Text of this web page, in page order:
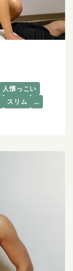
人懐っこい
スリム …